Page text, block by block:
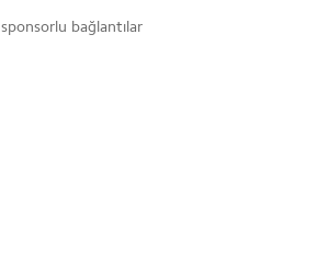
sponsorlu bağlantılar